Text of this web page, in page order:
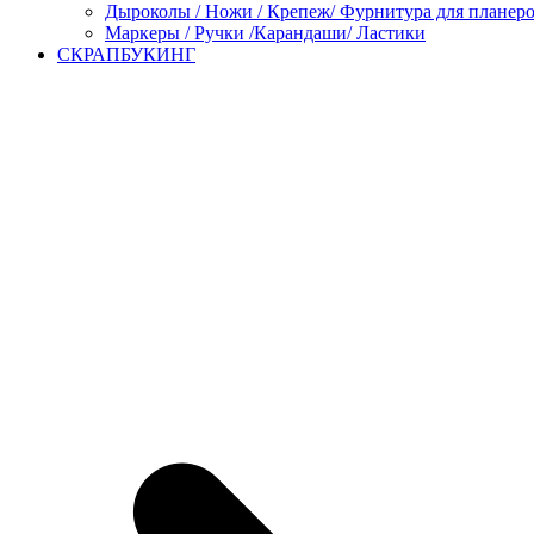
Дыроколы / Ножи / Крепеж/ Фурнитура для
Маркеры / Ручки /Карандаши/ Ластики
СКРАПБУКИНГ